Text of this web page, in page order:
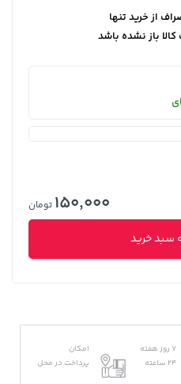
از خرید تنها
باز نشده باشد
150,000 تومان
سبد خرید
7 روز هفته
24 ساعته
امکان
پرداخت در محل